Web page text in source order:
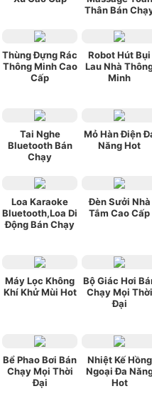
Thân Bán
Thùng Đựng Rác
Thông Minh Cao
Cấp
Robot Hút Bụi
Lau Nhà
Minh
Tai Nghe
Bluetooth Bán
Chạy
Mỏ Hàn Điện
Năng Hot
Loa Karaoke
Bluetooth,Loa Di
Động Bán Chạy
Đèn Sưởi Nhà
Tắm Cao Cấp
Máy Lọc Không
Khí Khử Mùi Hot
Bộ Giác Hơi
Chạy Mọi Thời
Đại
Bể Phao Bơi Bán
Chạy Mọi Thời
Đại
Nhiệt Kế Hồng
Ngoại Đa
Hot